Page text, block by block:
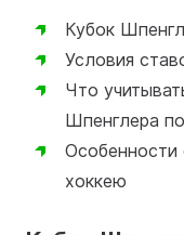
Кубок
Условия
Что
Шпенглера
Особенности
хоккею